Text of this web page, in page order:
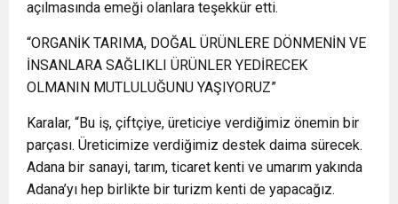
açılmasında emeği olanlara teşekkür etti.
“ORGANİK TARIMA, DOĞAL ÜRÜNLERE DÖNMENİN VE
İNSANLARA SAĞLIKLI ÜRÜNLER YEDİRECEK
OLMANIN MUTLULUĞUNU YAŞIYORUZ”
Karalar, “Bu iş, çiftçiye, üreticiye verdiğimiz önemin bir
parçası. Üreticimize verdiğimiz destek daima sürecek.
Adana bir sanayi, tarım, ticaret kenti ve umarım yakında
Adana’yı hep birlikte bir turizm kenti de yapacağız.